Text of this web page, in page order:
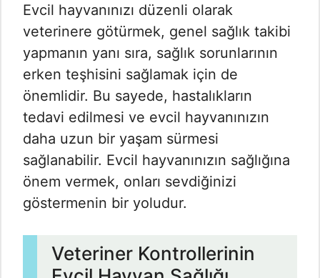
Evcil hayvanınızı düzenli olarak
veterinere götürmek, genel sağlık takibi
yapmanın yanı sıra, sağlık sorunlarının
erken teşhisini sağlamak için de
önemlidir. Bu sayede, hastalıkların
tedavi edilmesi ve evcil hayvanınızın
daha uzun bir yaşam sürmesi
sağlanabilir. Evcil hayvanınızın sağlığına
önem vermek, onları sevdiğinizi
göstermenin bir yoludur.
Veteriner Kontrollerinin